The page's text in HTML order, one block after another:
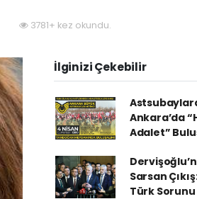
3781+ kez okundu.
İlginizi Çekebilir
Ankara’da
Adalet”
Sarsan
Türk